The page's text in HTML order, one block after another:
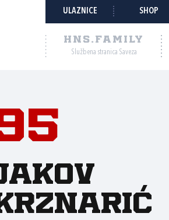
ULAZNICE SHOP
HNS.FAMILY
Službena stranica Saveza